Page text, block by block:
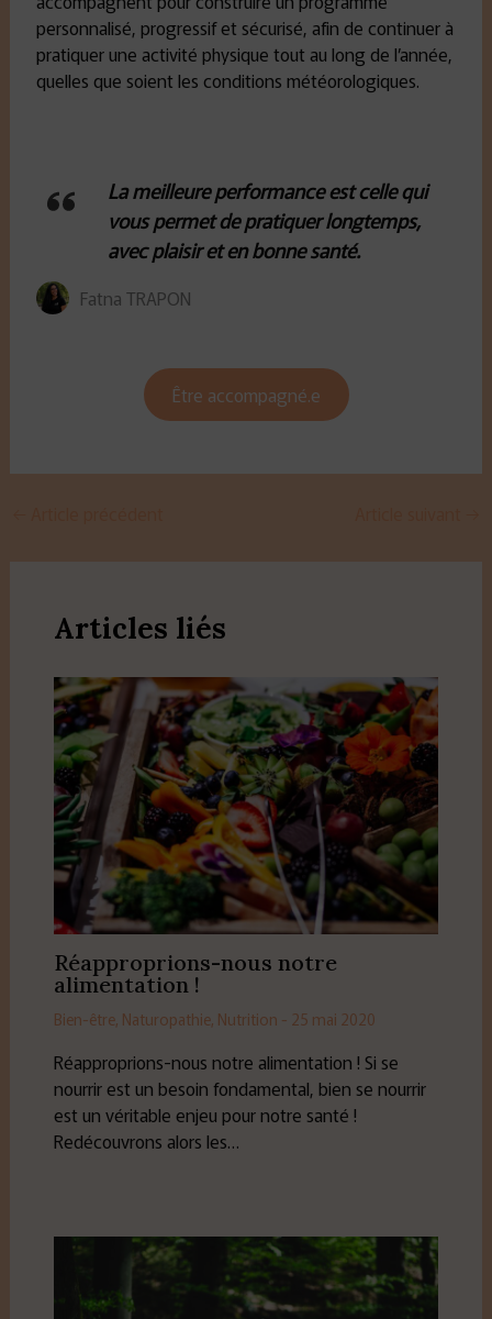
personnalisé, progressif et sécurisé, afin de continuer à
pratiquer une activité physique tout au long de l’année,
quelles que soient les conditions météorologiques.
La meilleure performance est celle qui
vous permet de pratiquer longtemps,
avec plaisir et en bonne santé.
Fatna TRAPON
Être accompagné.e
Articles liés
Réapproprions-nous notre
alimentation !
Bien-être, Naturopathie, Nutrition - 25 mai 2020
Réapproprions-nous notre alimentation ! Si se
nourrir est un besoin fondamental, bien se nourrir
est un véritable enjeu pour notre santé !
Redécouvrons alors les…